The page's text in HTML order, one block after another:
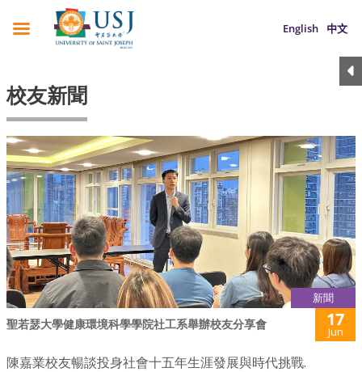
English 中文
校友新聞
新聞
聖若瑟大學健康環境科學學院社工系舉辦校友分享會 17
Jun
陳嘉業校友暢談投身社會十五年生涯發展與時代挑戰.